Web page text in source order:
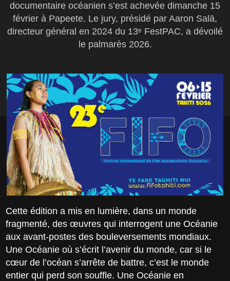
documentaire océanien s’est achevée dimanche 15
février à Papeete. Le jury, présidé par Aaron Salā,
directeur général en 2024 du 13ᵉ FestPAC, a dévoilé
le palmarès 2026.
Cette édition a mis en lumière, dans un monde
fragmenté, des œuvres qui interrogent une Océanie
aux avant-postes des bouleversements mondiaux.
Une Océanie où s’écrit l’avenir du monde, car si le
cœur de l’océan s’arrête de battre, c’est le monde
entier qui perd son souffle. Une Océanie en